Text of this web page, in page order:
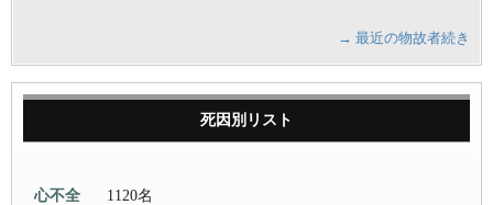
→ 最近の物故者続き
死因別リスト
心不全 1120名